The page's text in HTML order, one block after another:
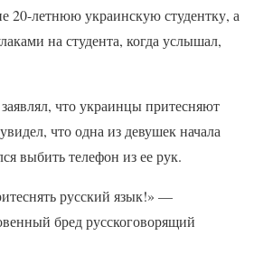
20-летнюю украинскую студентку, а
на студента, когда услышал,
что украинцы притесняют
что одна из девушек начала
выбить телефон из ее рук.
русский язык!» —
бред русскоговорящий